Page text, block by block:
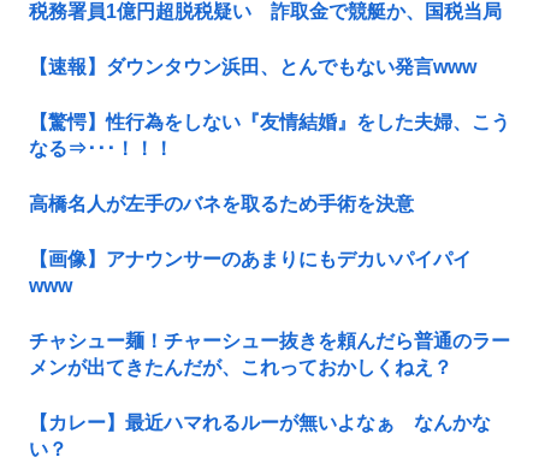
税務署員1億円超脱税疑い 詐取金で競艇か、国税当局
【速報】ダウンタウン浜田、とんでもない発言www
【驚愕】性行為をしない『友情結婚』をした夫婦、こう
なる⇒･･･！！！
高橋名人が左手のバネを取るため手術を決意
【画像】アナウンサーのあまりにもデカいパイパイ
www
チャシュー麺！チャーシュー抜きを頼んだら普通のラー
メンが出てきたんだが、これっておかしくねえ？
【カレー】最近ハマれるルーが無いよなぁ なんかな
い？